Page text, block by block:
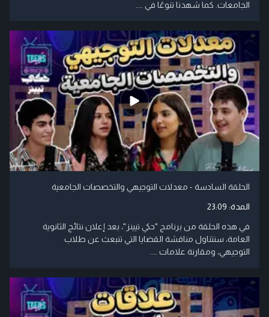
الجامعات. كما شهدنا تنوعًا في ....
الحلقة السادسة - معدلات التوجيهي والتخصصات الجامعية
المدة: 23:09
في هذه الحلقة من برنامج "حكي تيينز"، بعد إعلان نتائج الثانوية
العامة، سنتناول مناقشة القضايا التي تنبعث عن طلاب
التوجيهي، ومقارنة علامات ....